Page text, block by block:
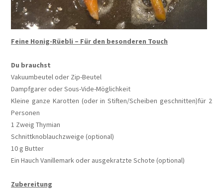
Feine Honig-Rüebli – Für den besonderen Touch
Du brauchst
Vakuumbeutel oder Zip-Beutel
Dampfgarer oder Sous-Vide-Möglichkeit
Kleine ganze Karotten (oder in Stiften/Scheiben geschnitten)für 2
Personen
1 Zweig Thymian
Schnittknoblauchzweige (optional)
10 g Butter
Ein Hauch Vanillemark oder ausgekratzte Schote (optional)
Zubereitung